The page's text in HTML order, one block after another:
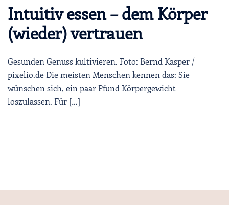
Intuitiv essen – dem Körper
(wieder) vertrauen
Gesunden Genuss kultivieren. Foto: Bernd Kasper /
pixelio.de Die meisten Menschen kennen das: Sie
wünschen sich, ein paar Pfund Körpergewicht
loszulassen. Für […]